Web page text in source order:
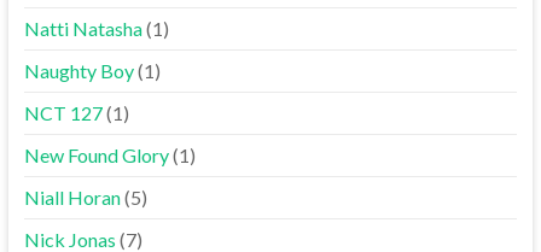
Natti Natasha(1)
Naughty Boy(1)
NCT 127(1)
New Found Glory(1)
Niall Horan(5)
Nick Jonas (7)